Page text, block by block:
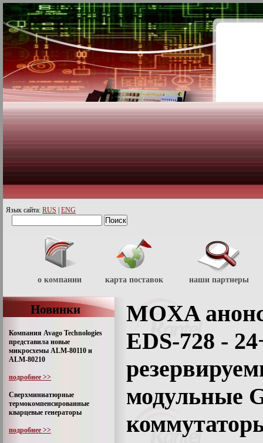
Язык сайта: RUS ENG
о компании карта поставок наши партнеры
Новинки
Компания Avago Technologies
представила новые
микросхемы ALM-80110 и
ALM-80210
подробнее >>
Сверхминиатюрные
термокомпенсированные
кварцевые генераторы
подробнее >>
MOXA
EDS-728 -
модульные